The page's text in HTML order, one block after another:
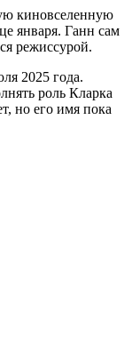
киновселенную
января. Ганн сам
режиссурой.
2025 года.
роль Кларка
но его имя пока